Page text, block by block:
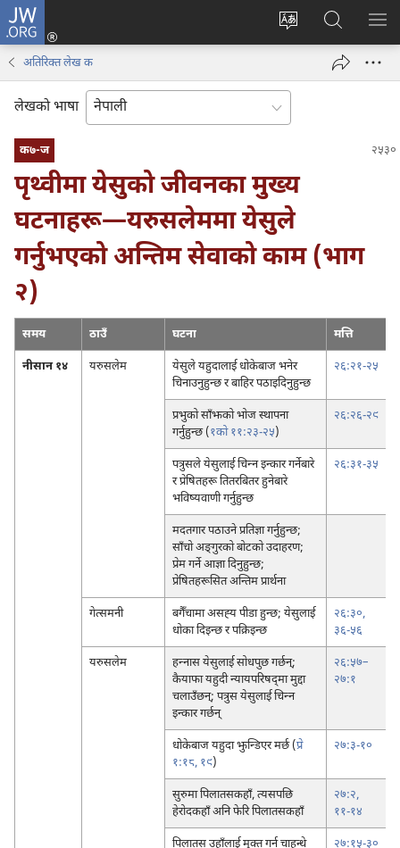
JW.ORG
वेब
परिवर्तन
गर्ने
प्रवेश
(ब्राउजरको
नयाँ
JW.ORG
मा
खोज्नुहोस्‌
मेनु
अतिरिक्‍त लेख क
लेखको भाषा
क७-ज
पृथ्वीमा येसुको जीवनका मुख्य
घटनाहरू​—⁠यरुसलेममा येसुले
गर्नुभएको अन्तिम सेवाको काम (भाग
२)
समय ठाउँ घटना मत्ति
नीसान १४ यरुसलेम
येसुले यहुदालाई धोकेबाज भनेर
चिनाउनुहुन्छ र बाहिर पठाइदिनुहुन्छ
२६:२१-२५
प्रभुको साँझको भोज स्थापना
गर्नुहुन्छ (१को ११:२३-२५)
२६:२६-२९
पत्रुसले येसुलाई चिन्‍न इन्कार गर्नेबारे
र प्रेषितहरू तितरबितर हुनेबारे
भविष्यवाणी गर्नुहुन्छ
२६:३१-३५
मदतगार पठाउने प्रतिज्ञा गर्नुहुन्छ;
साँचो अङ्‌गुरको बोटको उदाहरण;
प्रेम गर्ने आज्ञा दिनुहुन्छ;
प्रेषितहरूसित अन्तिम प्रार्थना
गेत्समनी
बगैँचामा असह्‍य पीडा हुन्छ; येसुलाई
धोका दिइन्छ र पक्रिइन्छ
२६:३०,
३६-५६
यरुसलेम
हन्‍नास येसुलाई सोधपुछ गर्छन्‌;
कैयाफा यहुदी न्यायपरिषद्‌मा मुद्दा
चलाउँछन्‌; पत्रुस येसुलाई चिन्‍न
इन्कार गर्छन्‌
२६:५७–
२७:१
धोकेबाज यहुदा झुन्डिएर मर्छ (प्रे
१:१८, १९)
२७:३-१०
सुरुमा पिलातसकहाँ, त्यसपछि
हेरोदकहाँ अनि फेरि पिलातसकहाँ
२७:२,
११-१४
पिलातस उहाँलाई मुक्‍त गर्न चाहन्थे
२७:१५-३०